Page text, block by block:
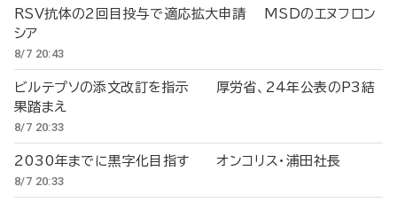
RSV抗体の2回目投与で適応拡大申請 MSDのエヌフロン
シア
8/7 20:43
ビルテプソの添文改訂を指示 厚労省、24年公表のP3結
果踏まえ
8/7 20:33
2030年までに黒字化目指す オンコリス・浦田社長
8/7 20:33